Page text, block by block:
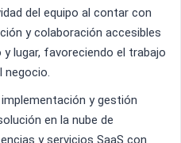
del equipo al contar con
y colaboración accesibles
lugar, favoreciendo el trabajo
negocio.
y gestión
en la nube de
y servicios SaaS con